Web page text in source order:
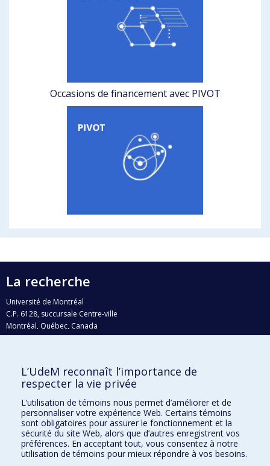
Occasions de financement avec PIVOT
La recherche
Université de Montréal
C.P. 6128, succursale Centre-ville
Montréal, Québec, Canada
H3C 3J7
Qui fait quoi?
Nous trouver
Plan du site
Accessibilité
L’UdeM reconnaît l’importance de
respecter la vie privée
L’utilisation de témoins nous permet d’améliorer et de
personnaliser votre expérience Web. Certains témoins
sont obligatoires pour assurer le fonctionnement et la
sécurité du site Web, alors que d’autres enregistrent vos
préférences. En acceptant tout, vous consentez à notre
utilisation de témoins pour mieux répondre à vos besoins.